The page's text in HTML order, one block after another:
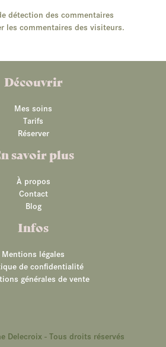
détection des commentaires
les commentaires des visiteurs.
Découvrir
Mes soins
Tarifs
Réserver
savoir plus
À propos
Contact
Blog
Infos
Mentions légales
de confidentialité
générales de vente
Delecroix - Tous droits réservés